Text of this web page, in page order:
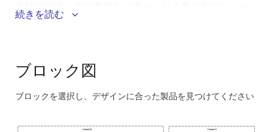
常時追従性と低消費電力が求められる音声制御スピー
カなどのアプリケーションに最適です。
コンパクトでスペースに制約のある設計に最適な、
最小クラスのフットプリントで最も低消費電力の
続きを読む
ブロック図
ブロックを選択し、デザインに合った製品を見つけてください
interactive
Variant B Variant A